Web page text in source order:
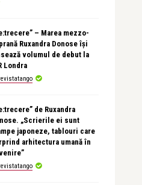
– Marea mezzo-
Ruxandra Donose își
volumul de debut la
Londra
de Ruxandra
„Scrierile ei sunt
japoneze, tablouri care
arhitectura umană în